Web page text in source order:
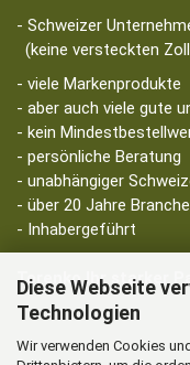
Diese Webseite
Technologien
Wir verwenden Cookies
- Schweizer
(keine versteckten
- viele Markenprodukte
- aber auch viele gute
- kein
- persönliche Beratung
- unabhängiger
- über 20 Jahre
- Inhabergeführt
Torenko Ihr starker